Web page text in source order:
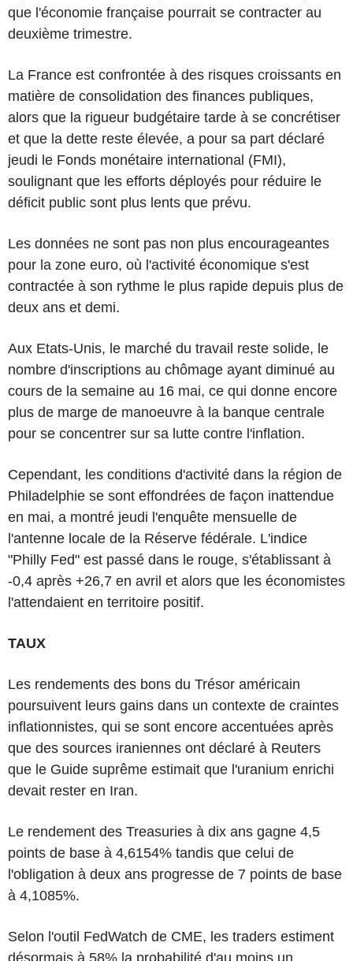
que l'économie française pourrait se contracter au
deuxième trimestre.
La France est confrontée à des risques croissants en
matière de consolidation des finances publiques,
alors que la rigueur budgétaire tarde à se concrétiser
et que la dette reste élevée, a pour sa part déclaré
jeudi le Fonds monétaire international (FMI),
soulignant que les efforts déployés pour réduire le
déficit public sont plus lents que prévu.
Les données ne sont pas non plus encourageantes
pour la zone euro, où l'activité économique s'est
contractée à son rythme le plus rapide depuis plus de
deux ans et demi.
Aux Etats-Unis, le marché du travail reste solide, le
nombre d'inscriptions au chômage ayant diminué au
cours de la semaine au 16 mai, ce qui donne encore
plus de marge de manoeuvre à la banque centrale
pour se concentrer sur sa lutte contre l'inflation.
Cependant, les conditions d'activité dans la région de
Philadelphie se sont effondrées de façon inattendue
en mai, a montré jeudi l'enquête mensuelle de
l'antenne locale de la Réserve fédérale. L'indice
"Philly Fed" est passé dans le rouge, s'établissant à
-0,4 après +26,7 en avril et alors que les économistes
l'attendaient en territoire positif.
TAUX
Les rendements des bons du Trésor américain
poursuivent leurs gains dans un contexte de craintes
inflationnistes, qui se sont encore accentuées après
que des sources iraniennes ont déclaré à Reuters
que le Guide suprême estimait que l'uranium enrichi
devait rester en Iran.
Le rendement des Treasuries à dix ans gagne 4,5
points de base à 4,6154% tandis que celui de
l'obligation à deux ans progresse de 7 points de base
à 4,1085%.
Selon l'outil FedWatch de CME, les traders estiment
désormais à 58% la probabilité d'au moins un